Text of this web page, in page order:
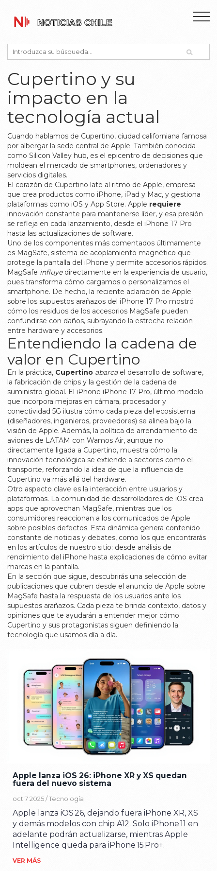
Cupertino y su
impacto en la
tecnología actual
Cuando hablamos de Cupertino, ciudad californiana famosa
por albergar la sede central de Apple. También conocida
como Silicon Valley hub, es el epicentro de decisiones que
moldean el mercado de smartphones, ordenadores y
servicios digitales.
El corazón de Cupertino late al ritmo de Apple, empresa
que crea productos como iPhone, iPad y Mac, y gestiona
plataformas como iOS y App Store. Apple requiere
innovación constante para mantenerse líder, y esa presión
se refleja en cada lanzamiento, desde el iPhone 17 Pro
hasta las actualizaciones de software.
Uno de los componentes más comentados últimamente
es MagSafe, sistema de acoplamiento magnético que
protege la pantalla del iPhone y permite accesorios rápidos.
MagSafe influyedirectamente en la experiencia de usuario,
pues transforma cómo cargamos o personalizamos el
smartphone. De hecho, la reciente aclaración de Apple
sobre los supuestos arañazos del iPhone 17 Pro mostró
cómo los residuos de los accesorios MagSafe pueden
confundirse con daños, subrayando la estrecha relación
entre hardware y accesorios.
Entendiendo la cadena de
valor en Cupertino
En la práctica, Cupertino abarcael desarrollo de software,
la fabricación de chips y la gestión de la cadena de
suministro global. El iPhone iPhone 17 Pro, último modelo
que incorpora mejoras en cámara, procesador y
conectividad 5G ilustra cómo cada pieza del ecosistema
(diseñadores, ingenieros, proveedores) se alinea bajo la
visión de Apple. Además, la política de arrendamiento de
aviones de LATAM con Wamos Air, aunque no
directamente ligada a Cupertino, muestra cómo la
innovación tecnológica se extiende a sectores como el
transporte, reforzando la idea de que la influencia de
Cupertino va más allá del hardware.
Otro aspecto clave es la interacción entre usuarios y
plataformas. La comunidad de desarrolladores de iOS crea
apps que aprovechan MagSafe, mientras que los
consumidores reaccionan a los comunicados de Apple
sobre posibles defectos. Esta dinámica genera contenido
constante de noticias y debates, como los que encontrarás
en los artículos de nuestro sitio: desde análisis de
rendimiento del iPhone hasta explicaciones de cómo evitar
marcas en la pantalla.
En la sección que sigue, descubrirás una selección de
publicaciones que cubren desde el anuncio de Apple sobre
MagSafe hasta la respuesta de los usuarios ante los
supuestos arañazos. Cada pieza te brinda contexto, datos y
opiniones que te ayudarán a entender mejor cómo
Cupertino y sus protagonistas siguen definiendo la
tecnología que usamos día a día.
Apple lanza iOS 26: iPhone XR y XS quedan
fuera del nuevo sistema
oct 7 2025 /Tecnología
Apple lanza iOS 26, dejando fuera iPhone XR, XS
y demás modelos con chip A12. Solo iPhone 11 en
adelante podrán actualizarse, mientras Apple
Intelligence queda para iPhone 15 Pro+.
VER MÁS